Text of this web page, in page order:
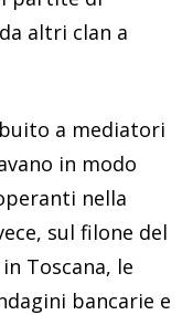
altri clan a
a mediatori
in modo
nella
sul filone del
Toscana, le
bancarie e